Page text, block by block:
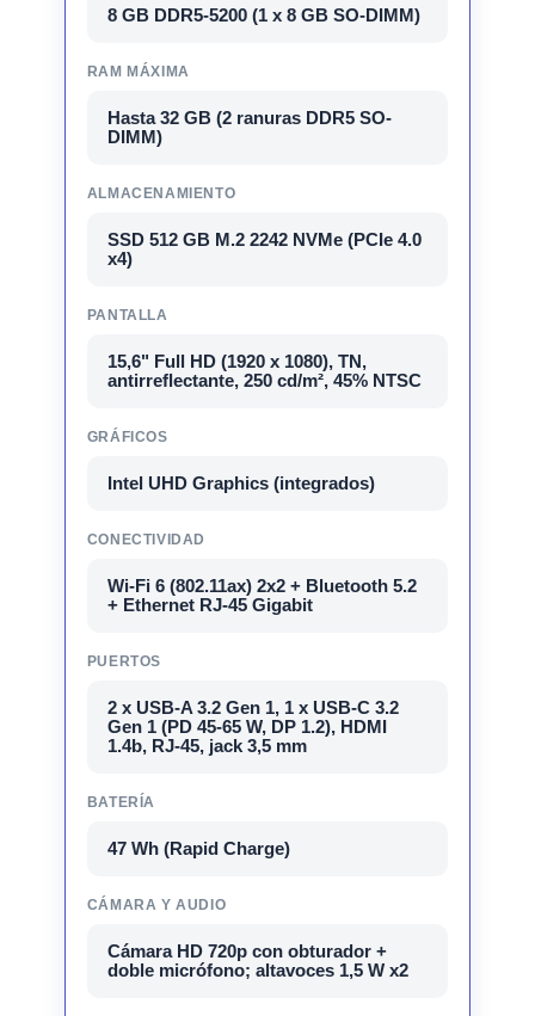
8 GB DDR5-5200 (1 x 8 GB SO-DIMM)
RAM MÁXIMA
Hasta 32 GB (2 ranuras DDR5 SO-
DIMM)
ALMACENAMIENTO
SSD 512 GB M.2 2242 NVMe (PCIe 4.0
x4)
PANTALLA
15,6" Full HD (1920 x 1080), TN,
antirreflectante, 250 cd/m², 45% NTSC
GRÁFICOS
Intel UHD Graphics (integrados)
CONECTIVIDAD
Wi-Fi 6 (802.11ax) 2x2 + Bluetooth 5.2
+ Ethernet RJ-45 Gigabit
PUERTOS
2 x USB-A 3.2 Gen 1, 1 x USB-C 3.2
Gen 1 (PD 45-65 W, DP 1.2), HDMI
1.4b, RJ-45, jack 3,5 mm
BATERÍA
47 Wh (Rapid Charge)
CÁMARA Y AUDIO
Cámara HD 720p con obturador +
doble micrófono; altavoces 1,5 W x2